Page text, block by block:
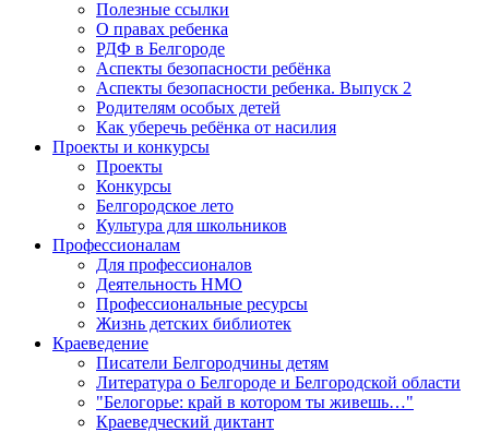
Полезные ссылки
О правах ребенка
РДФ в Белгороде
Аспекты безопасности ребёнка
Аспекты безопасности ребенка. Выпуск 2
Родителям особых детей
Как уберечь ребёнка от насилия
Проекты и конкурсы
Проекты
Конкурсы
Белгородское лето
Культура для школьников
Профессионалам
Для профессионалов
Деятельность НМО
Профессиональные ресурсы
Жизнь детских библиотек
Краеведение
Писатели Белгородчины детям
Литература о Белгороде и Белгородской области
"Белогорье: край в котором ты живешь…"
Краеведческий диктант